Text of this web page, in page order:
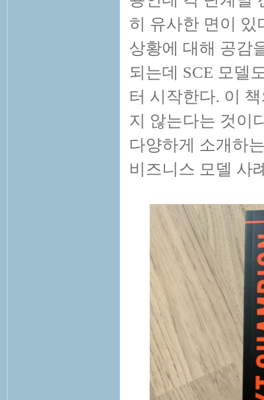
히 유사한 면이 있
상황에 대해 공감
되는데 SCE 모델
터 시작한다. 이
지 않는다는 것이
다양하게 소개하
비즈니스 모델 사